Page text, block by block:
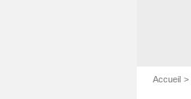
Accueil